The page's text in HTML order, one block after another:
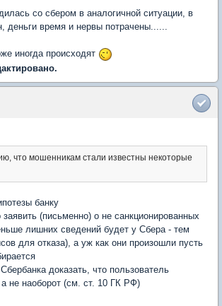
со сбером в аналогичной ситуации, в
деньги время и нервы потрачены......
иногда происходят
что мошенникам стали известны некоторые
банку
заявить (письменно) о не санкционированных
лишних сведений будет у Сбера - тем
для отказа), а уж как они произошли пусть
доказать, что пользователь
не наоборот (см. ст. 10 ГК РФ)